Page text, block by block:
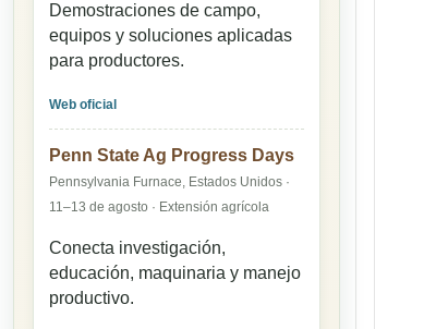
Demostraciones de campo,
equipos y soluciones aplicadas
para productores.
Web oficial
Penn State Ag Progress Days
Pennsylvania Furnace, Estados Unidos ·
11–13 de agosto · Extensión agrícola
Conecta investigación,
educación, maquinaria y manejo
productivo.